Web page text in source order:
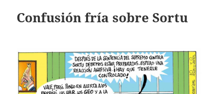
Confusión fría sobre Sortu